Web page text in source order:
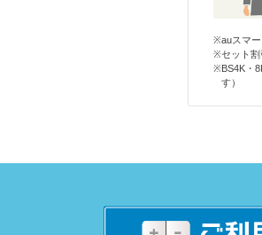
※auスマ
※セット割
※BS4K・
す）